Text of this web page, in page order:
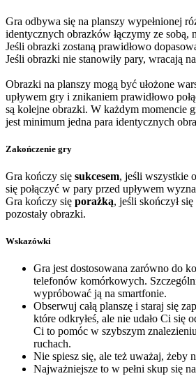
Gra odbywa się na planszy wypełnionej
identycznych obrazków łączymy ze sobą,
Jeśli obrazki zostaną prawidłowo
Jeśli obrazki nie stanowiły pary, wracają
Obrazki na planszy mogą być ułożone
upływem gry i znikaniem prawidłowo
są kolejne obrazki. W każdym momencie
jest minimum jedna para identycznych
Zakończenie gry
Gra kończy się sukcesem, jeśli wszystkie
się połączyć w pary przed upływem
Gra kończy się porażką, jeśli skończył
pozostały obrazki.
Wskazówki
Gra jest dostosowana zarówno do
telefonów komórkowych.
wypróbować ją na smartfonie.
Obserwuj całą planszę i staraj się
które odkryłeś, ale nie udało Ci się
Ci to pomóc w szybszym
ruchach.
Nie spiesz się, ale też uważaj, żeby
Najważniejsze to w pełni skup się